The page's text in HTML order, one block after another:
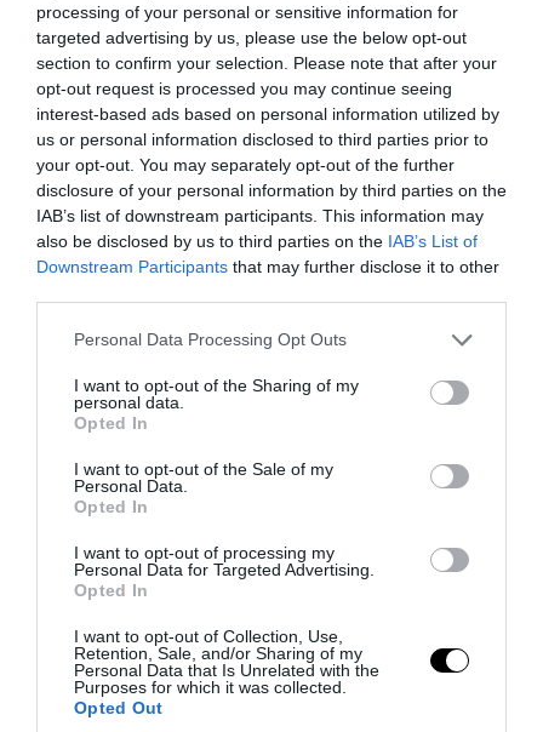
processing of your personal or sensitive information for
targeted advertising by us, please use the below opt-out
section to confirm your selection. Please note that after your
opt-out request is processed you may continue seeing
interest-based ads based on personal information utilized by
us or personal information disclosed to third parties prior to
your opt-out. You may separately opt-out of the further
disclosure of your personal information by third parties on the
IAB’s list of downstream participants. This information may
also be disclosed by us to third parties on the IAB’s List of
Downstream Participants that may further disclose it to other
Please note that this website/app uses one or more Google
not limited to your visit or usage behaviour. You may click to
grant or deny consent to Google and its third-party tags to
use your data for below specified purposes in below Google
consent section.
Personal Data Processing Opt Outs
I want to opt-out of the Sharing of my
personal data.
Opted In
I want to opt-out of the Sale of my
Personal Data.
Opted In
I want to opt-out of processing my
Personal Data for Targeted Advertising.
Opted In
I want to opt-out of Collection, Use,
Retention, Sale, and/or Sharing of my
Personal Data that Is Unrelated with the
Purposes for which it was collected.
Opted Out
Fotó: designboom.com
12. Óvoda